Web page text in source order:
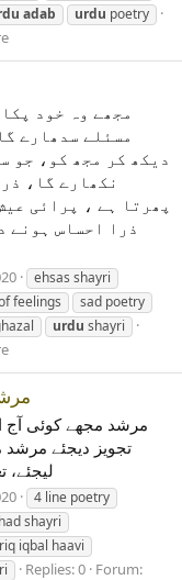
adab urdu poetry
مجھے وہ خود
مسئلے سدھارے
دیکھ کر مجھ کو، جو
نکھارے گا،
پھرتا ہے ، پرائی
ذرا احساس ہونے
ehsas shayri
feelings
sad poetry
urdu shayri
مرشد مجھے کوئی آج
تجویز دیجئے
4 line poetry
shayri
iqbal haavi
Replies: 0 Forum: